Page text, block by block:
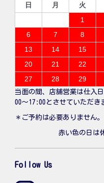
日
月 火
1
6
7 8
13
14 15
20
21 22
27
28 29
当面の間、店舗営業は仕入
00〜17:00とさせていただき
＊ご予約は必要ありません。
赤い色の日は
Follow Us